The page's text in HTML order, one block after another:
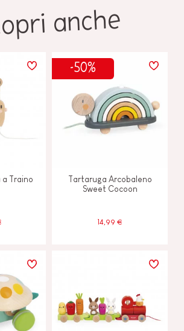
anche
a Traino
-50%
Tartaruga Arcobaleno
Sweet Cocoon
14,99 €